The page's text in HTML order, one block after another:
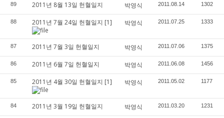
89 2011년 8월 13일 헌혈일지 박영식 2011.08.14 1302
88 2011년 7월 24일 헌혈일지 [1] 박영식 2011.07.25 1333
87 2011년 7월 3일 헌혈일지 박영식 2011.07.06 1375
86 2011년 6월 7일 헌혈일지 박영식 2011.06.08 1456
85 2011년 4월 30일 헌혈일지 [1] 박영식 2011.05.02 1177
84 2011년 3월 19일 헌혈일지 박영식 2011.03.20 1231